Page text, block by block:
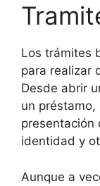
Los trámites
para realizar
Desde abrir
un
presentación
identidad y
Aunque a